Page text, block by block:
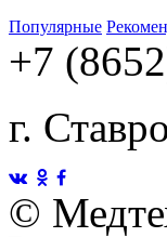
Популярные
+7
г.
©